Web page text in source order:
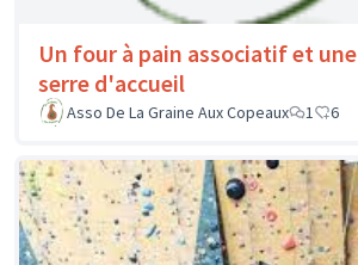
Un four à pain associatif et une
serre d'accueil
Asso De La Graine Aux Copeaux
1 6